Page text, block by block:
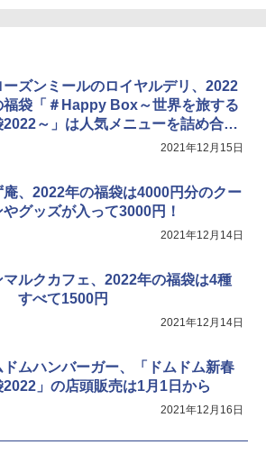
ーズンミールのロイヤルデリ、2022
福袋「＃Happy Box～世界を旅する
2022～」は人気メニューを詰め合わ
2021年12月15日
庵、2022年の福袋は4000円分のクー
やグッズが入って3000円！
2021年12月14日
マルクカフェ、2022年の福袋は4種
すべて1500円
2021年12月14日
ドムハンバーガー、「ドムドム新春
2022」の店頭販売は1月1日から
2021年12月16日